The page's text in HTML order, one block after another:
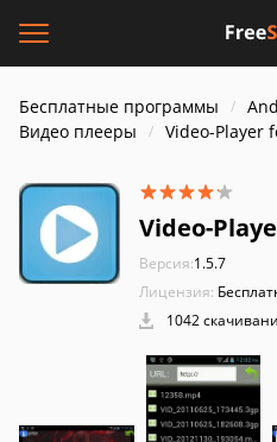
Бесплатные программы
Видео плееры
Video-Player
Video-
Версия:1.5.7
Лицензия:
1042